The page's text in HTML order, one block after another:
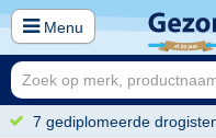
Menu
7 gediplomeerde